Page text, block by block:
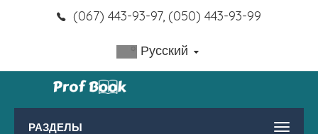
(067) 443-93-97, (050) 443-93-99
Русский
РАЗДЕЛЫ